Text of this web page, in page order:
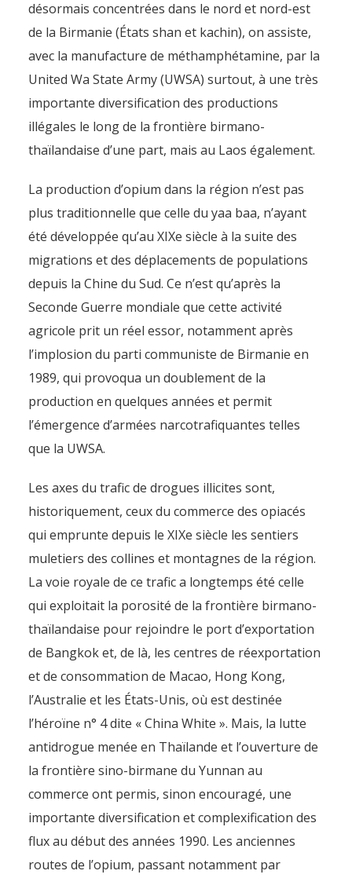
Les itinéraires majeurs du
narcotrafic en Asie
désormais concentrées dans le nord et nord-est
de la Birmanie (États shan et kachin), on assiste,
avec la manufacture de méthamphétamine, par la
United Wa State Army (UWSA) surtout, à une très
importante diversification des productions
illégales le long de la frontière birmano-
thaïlandaise d’une part, mais au Laos également.
La production d’opium dans la région n’est pas
plus traditionnelle que celle du yaa baa, n’ayant
été développée qu’au XIXe siècle à la suite des
migrations et des déplacements de populations
depuis la Chine du Sud. Ce n’est qu’après la
Seconde Guerre mondiale que cette activité
agricole prit un réel essor, notamment après
l’implosion du parti communiste de Birmanie en
1989, qui provoqua un doublement de la
production en quelques années et permit
l’émergence d’armées narcotrafiquantes telles
que la UWSA.
Les axes du trafic de drogues illicites sont,
historiquement, ceux du commerce des opiacés
qui emprunte depuis le XIXe siècle les sentiers
muletiers des collines et montagnes de la région.
La voie royale de ce trafic a longtemps été celle
qui exploitait la porosité de la frontière birmano-
thaïlandaise pour rejoindre le port d’exportation
de Bangkok et, de là, les centres de réexportation
et de consommation de Macao, Hong Kong,
l’Australie et les États-Unis, où est destinée
l’héroïne n° 4 dite « China White ». Mais, la lutte
antidrogue menée en Thaïlande et l’ouverture de
la frontière sino-birmane du Yunnan au
commerce ont permis, sinon encouragé, une
importante diversification et complexification des
flux au début des années 1990. Les anciennes
routes de l’opium, passant notamment par